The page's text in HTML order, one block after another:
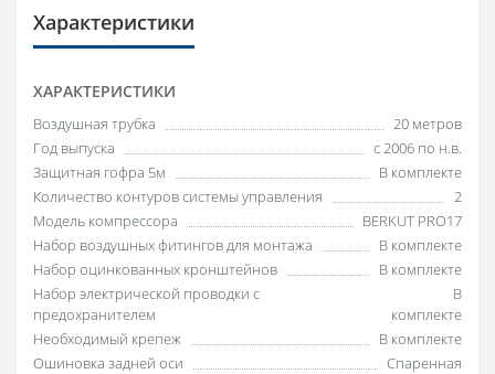
Характеристики
ХАРАКТЕРИСТИКИ
Воздушная трубка
20 метров
Год выпуска
с 2006 по н.в.
Защитная гофра 5м
В комплекте
Количество контуров системы управления
2
Модель компрессора
BERKUT PRO17
Набор воздушных фитингов для монтажа
В комплекте
Набор оцинкованных кронштейнов
В комплекте
Набор электрической проводки с
предохранителем
В
комплекте
Необходимый крепеж
В комплекте
Ошиновка задней оси
Спаренная